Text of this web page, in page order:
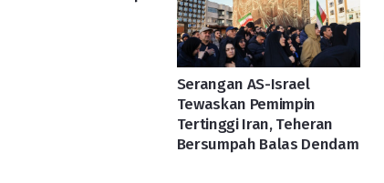
Serangan AS-Israel
Tewaskan Pemimpin
Tertinggi Iran, Teheran
Bersumpah Balas Dendam